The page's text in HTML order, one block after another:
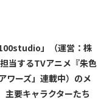
」（運営：株
当するTVアニメ『朱色
ワーズ」連載中）のメ
主要キャラクターたち